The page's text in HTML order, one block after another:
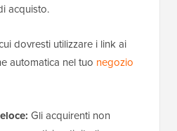
acquisto.
dovresti utilizzare i link ai
automatica nel tuo negozio
Gli acquirenti non